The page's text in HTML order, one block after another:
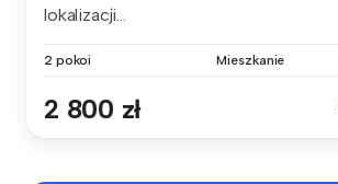
lokalizacji...
2 pokoi Mieszkanie
2 800 zł